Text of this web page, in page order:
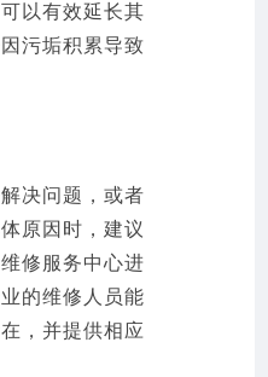
以有效延长其
污垢积累导致
决问题，或者
原因时，建议
修服务中心进
的维修人员能
，并提供相应